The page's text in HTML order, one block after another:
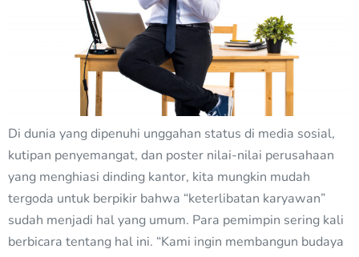
Di dunia yang dipenuhi unggahan status di media sosial,
kutipan penyemangat, dan poster nilai-nilai perusahaan
yang menghiasi dinding kantor, kita mungkin mudah
tergoda untuk berpikir bahwa “keterlibatan karyawan”
sudah menjadi hal yang umum. Para pemimpin sering kali
berbicara tentang hal ini. “Kami ingin membangun budaya